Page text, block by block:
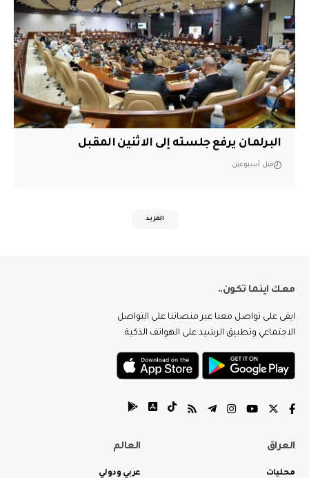
البرلمان يرفع جلسته إلى الاثنين المقبل
قبل أسبوعين
المزيد
معك اينما تكون..
ابقى على تواصل معنا عبر منصاتنا على التواصل
الاجتماعي وتطبيق الرشيد على الهواتف الذكية.
العراق
محليات
العالم
عربي ودولي